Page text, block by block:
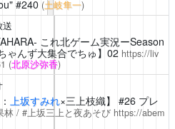
#240 (土岐隼一)
送
これ北ゲーム実況ーSeason
ゃんず大集合でちゅ】02 https://liv
(北原沙弥香)
上坂すみれ×三上枝織】 #26 プレ
林 / #上坂三上と夜あそび https://abem